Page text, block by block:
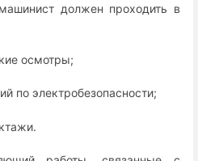
должен проходить в
осмотры;
по электробезопасности;